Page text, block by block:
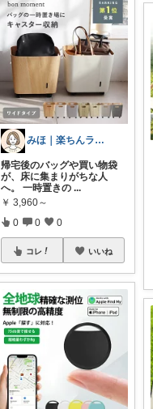
みほ｜楽ちんライフ研究中
帰宅後のバッグや買い物袋
が、床に集まりがちな人
へ。 一時置きの ...
￥ 3,960～
0 0 0
コレ いいね